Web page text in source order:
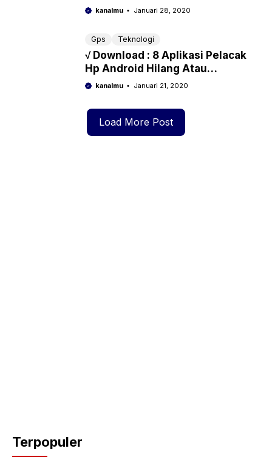
Aman dan Benar
kanalmu Januari 28, 2020
Gps Teknologi
√ Download : 8 Aplikasi Pelacak
Hp Android Hilang Atau
Kemalingan
kanalmu Januari 21, 2020
Load More Post
Terpopuler